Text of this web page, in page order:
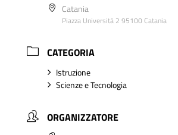
Catania
Piazza Università 2 95100 Catania
CATEGORIA
Istruzione
Scienze e Tecnologia
ORGANIZZATORE